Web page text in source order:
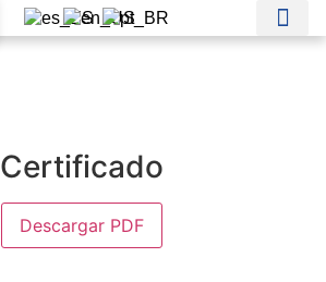
Certificado
Descargar PDF